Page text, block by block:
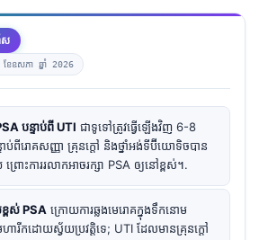
ស
ខែឧសភា ឆ្នាំ 2026
បន្ទាប់ពី UTI ជាទូទៅត្រូវធ្វើឡើងវិញ 6-8
ាប់ពីរោគសញ្ញា គ្រុនក្តៅ និងថ្នាំអង់ទីប៊ីយោទិចបាន
រោះការរលាកអាចរក្សា PSA ឲ្យនៅខ្ពស់។.
ពស់ PSA ក្រោយការឆ្លងមេរោគក្នុងទឹកនោម
ារីកដោយស្វ័យប្រវត្តិទេ; UTI ដែលមានគ្រុនក្តៅ